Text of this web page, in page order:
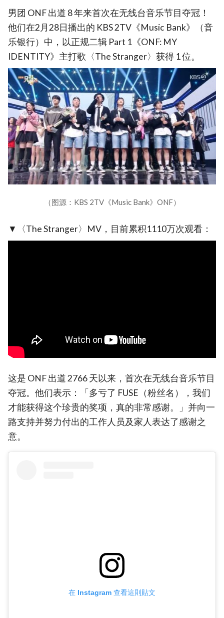
男团 ONF 出道 8 年来首次在无线台音乐节目夺冠！
他们在2月28日播出的 KBS 2TV《Music Bank》（音
乐银行）中，以正规二辑 Part 1《ONF: MY
IDENTITY》主打歌〈The Stranger〉获得 1 位。
（图源：KBS 2TV《Music Bank》ONF）
▼〈The Stranger〉MV，目前累积1110万次观看：
这是 ONF 出道 2766 天以来，首次在无线台音乐节目
夺冠。他们表示：「多亏了 FUSE（粉丝名），我们
才能获得这个珍贵的奖项，真的非常感谢。」并向一
路支持并努力付出的工作人员及家人表达了感谢之
意。
在 Instagram 查看這則貼文